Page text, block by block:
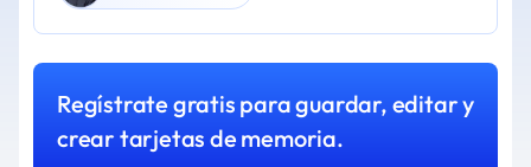
Regístrate gratis para guardar, editar y
crear tarjetas de memoria.